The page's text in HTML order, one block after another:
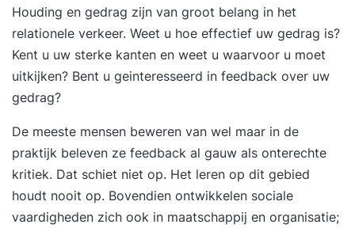
Houding en gedrag zijn van groot belang in het
relationele verkeer. Weet u hoe effectief uw gedrag is?
Kent u uw sterke kanten en weet u waarvoor u moet
uitkijken? Bent u geinteresseerd in feedback over uw
gedrag?
De meeste mensen beweren van wel maar in de
praktijk beleven ze feedback al gauw als onterechte
kritiek. Dat schiet niet op. Het leren op dit gebied
houdt nooit op. Bovendien ontwikkelen sociale
vaardigheden zich ook in maatschappij en organisatie;